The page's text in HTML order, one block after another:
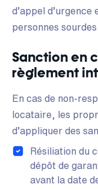
d’appel d’urgence
personnes
Sanction en
règlement
En cas de non-
locataire, les
d’appliquer des
Résiliation du
dépôt de
avant la date